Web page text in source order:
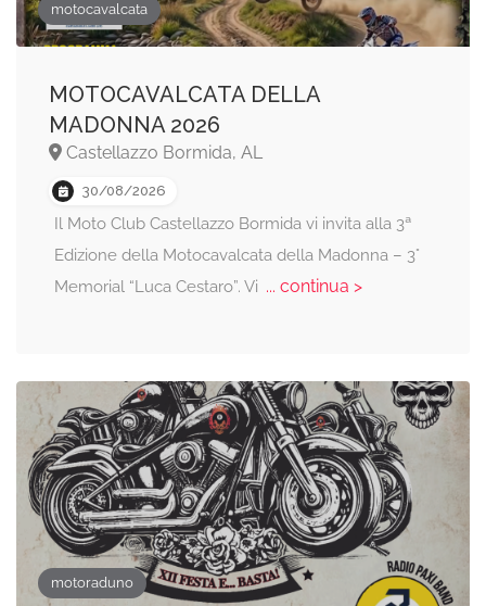
motocavalcata
MOTOCAVALCATA DELLA
MADONNA 2026
Castellazzo Bormida, AL
30/08/2026
Il Moto Club Castellazzo Bormida vi invita alla 3ª
Edizione della Motocavalcata della Madonna – 3°
Memorial “Luca Cestaro”. Vi ... continua >
motoraduno